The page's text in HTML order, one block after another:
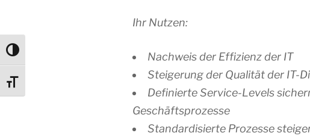
Umschalten auf hohe Kontraste
Schrift vergrößern
Ihr Nutzen:
Nachweis der Effizienz der IT
Steigerung der Qualität der IT-
Definierte Service-Levels
Geschäftsprozesse
Standardisierte Prozesse